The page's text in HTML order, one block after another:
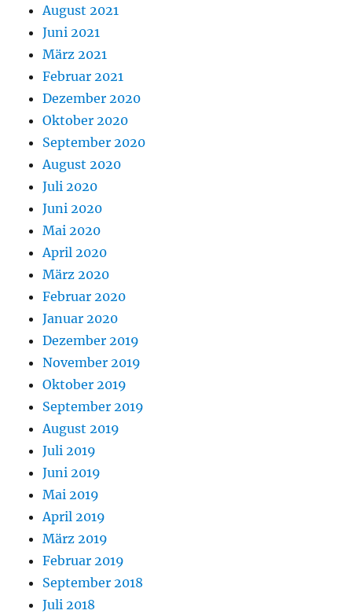
August 2021
Juni 2021
März 2021
Februar 2021
Dezember 2020
Oktober 2020
September 2020
August 2020
Juli 2020
Juni 2020
Mai 2020
April 2020
März 2020
Februar 2020
Januar 2020
Dezember 2019
November 2019
Oktober 2019
September 2019
August 2019
Juli 2019
Juni 2019
Mai 2019
April 2019
März 2019
Februar 2019
September 2018
Juli 2018